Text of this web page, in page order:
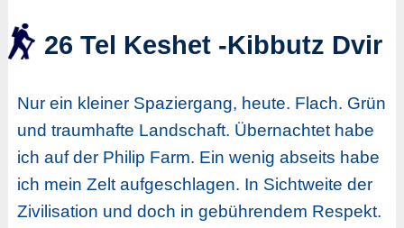
26 Tel Keshet -Kibbutz Dvir
Nur ein kleiner Spaziergang, heute. Flach. Grün
und traumhafte Landschaft. Übernachtet habe
ich auf der Philip Farm. Ein wenig abseits habe
ich mein Zelt aufgeschlagen. In Sichtweite der
Zivilisation und doch in gebührendem Respekt.